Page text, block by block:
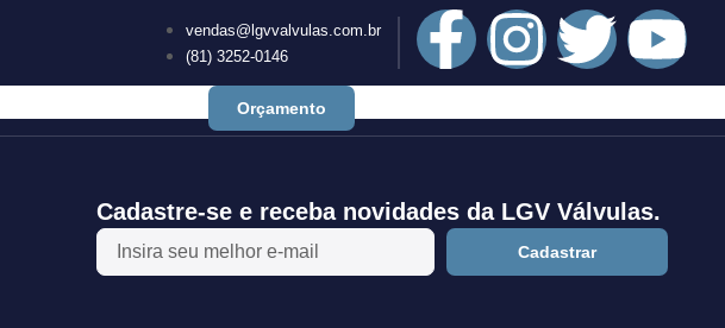
vendas@lgvvalvulas.com.br
(81) 3252-0146
Orçamento
Cadastre-se e receba novidades da LGV Válvulas.
Cadastrar